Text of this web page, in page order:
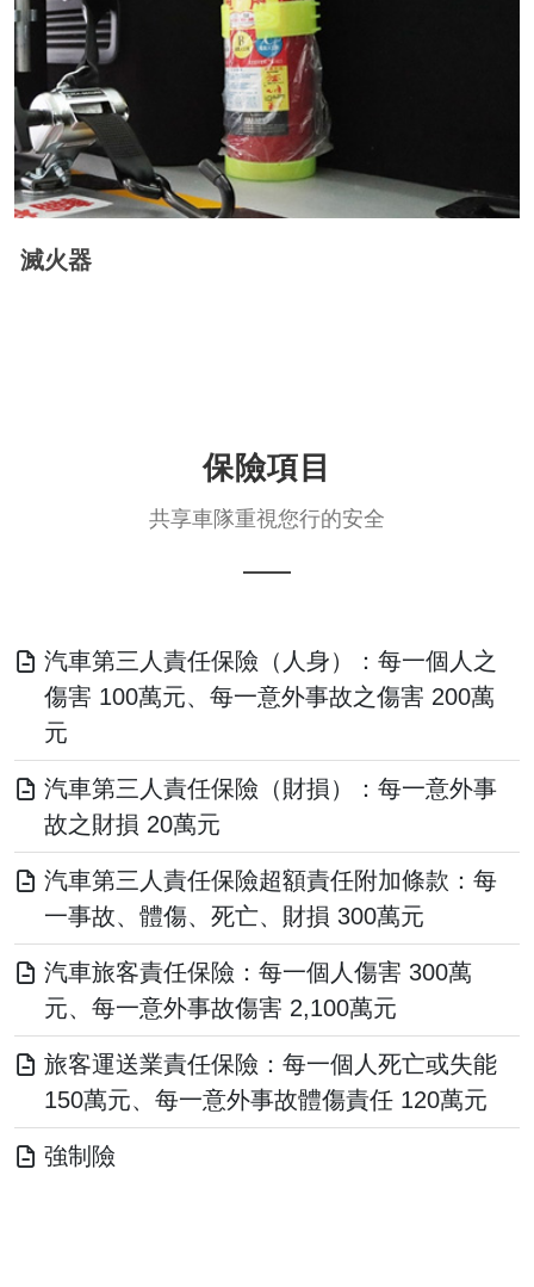
滅火器
保險項目
共享車隊重視您行的安全
汽車第三人責任保險（人身）：每一個人之
傷害 100萬元、每一意外事故之傷害 200萬
元
汽車第三人責任保險（財損）：每一意外事
故之財損 20萬元
汽車第三人責任保險超額責任附加條款：每
一事故、體傷、死亡、財損 300萬元
汽車旅客責任保險：每一個人傷害 300萬
元、每一意外事故傷害 2,100萬元
旅客運送業責任保險：每一個人死亡或失能
150萬元、每一意外事故體傷責任 120萬元
強制險